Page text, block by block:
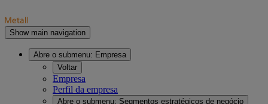
Show main navigation
Abre o submenu: Empresa
Voltar
Empresa
Perfil da empresa
Abre o submenu: Segmentos estratégicos de negócio